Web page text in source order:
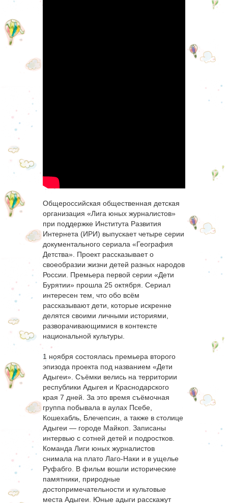
Общероссийская общественная детская
организация «Лига юных журналистов»
при поддержке Института Развития
Интернета (ИРИ) выпускает четыре серии
документального сериала «География
Детства». Проект рассказывает о
своеобразии жизни детей разных народов
России. Премьера первой серии «Дети
Бурятии» прошла 25 октября. Сериал
интересен тем, что обо всём
рассказывают дети, которые искренне
делятся своими личными историями,
разворачивающимися в контексте
национальной культуры.
1 ноября состоялась премьера второго
эпизода проекта под названием «Дети
Адыгеи». Съёмки велись на территории
республики Адыгея и Краснодарского
края 7 дней. За это время съёмочная
группа побывала в аулах Псебе,
Кошехабль, Блечепсин, а также в столице
Адыгеи — городе Майкоп. Записаны
интервью с сотней детей и подростков.
Команда Лиги юных журналистов
снимала на плато Лаго-Наки и в ущелье
Руфабго. В фильм вошли исторические
памятники, природные
достопримечательности и культовые
места Адыгеи. Юные адыги расскажут